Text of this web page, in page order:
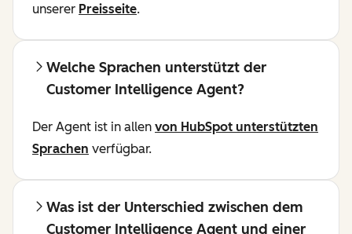
unserer Preisseite.
Welche Sprachen unterstützt der
Customer Intelligence Agent?
Der Agent ist in allen von HubSpot unterstützten
Sprachen verfügbar.
Was ist der Unterschied zwischen dem
Customer Intelligence Agent und einer